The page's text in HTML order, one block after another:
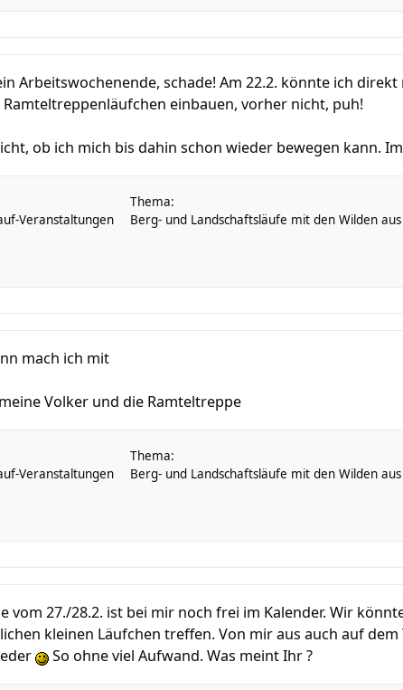
Arbeitswochenende, schade! Am 22.2. könnte ich
Ramteltreppenläufchen einbauen, vorher nicht, puh!
ob ich mich bis dahin schon wieder bewegen kann.
Veranstaltungen
Thema:
Berg- und Landschaftsläufe mit den Wilden
mach ich mit
Volker und die Ramteltreppe
Veranstaltungen
Thema:
Berg- und Landschaftsläufe mit den Wilden
vom 27./28.2. ist bei mir noch frei im Kalender. Wir
kleinen Läufchen treffen. Von mir aus auch auf
So ohne viel Aufwand. Was meint Ihr ?